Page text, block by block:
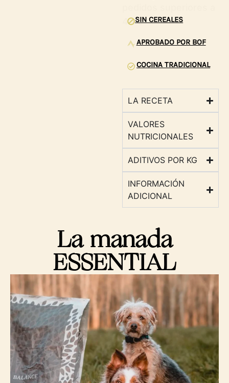
SIN CEREALES
APROBADO POR BOF
COCINA TRADICIONAL
LA RECETA
VALORES
NUTRICIONALES
ADITIVOS POR KG
INFORMACIÓN
ADICIONAL
La manada
ESSENTIAL